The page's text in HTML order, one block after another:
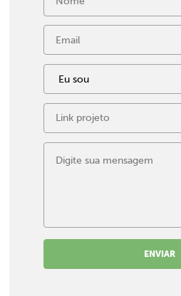
ENVIAR